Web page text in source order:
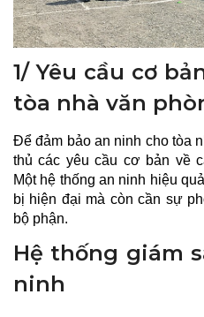
1/ Yêu cầu cơ
tòa nhà văn
Để đảm bảo an ninh cho tòa
thủ các yêu cầu cơ bản về
Một hệ thống an ninh hiệu
bị hiện đại mà còn cần sự
bộ phận.
Hệ thống giám
ninh